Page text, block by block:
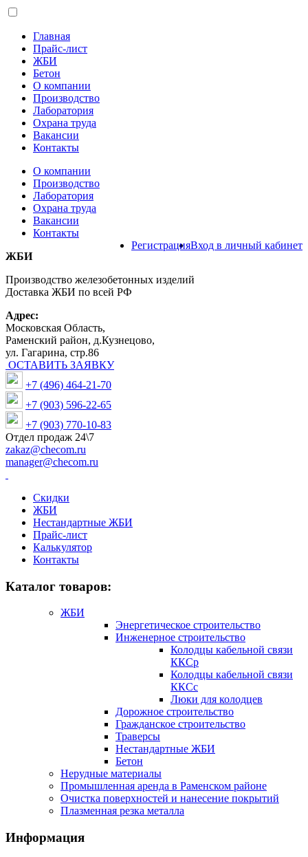
Главная
Прайс-лист
ЖБИ
Бетон
О компании
Производство
Лаборатория
Охрана труда
Вакансии
Контакты
О компании
Производство
Лаборатория
Охрана труда
Вакансии
Контакты
Вход в личный кабинет
Регистрация
ЖБИ
Производство железобетонных изделий
Доставка ЖБИ по всей РФ
Адрес:
Московская Область,
Раменский район, д.Кузнецово,
ул. Гагарина, стр.86
ОСТАВИТЬ ЗАЯВКУ
+7 (496) 464-21-70
+7 (903) 596-22-65
+7 (903) 770-10-83
Отдел продаж 24\7
zakaz@checom.ru
manager@checom.ru
Скидки
ЖБИ
Нестандартные ЖБИ
Прайс-лист
Калькулятор
Контакты
Каталог товаров:
ЖБИ
Энергетическое строительство
Инженерное строительство
Колодцы кабельной связи
ККСр
Колодцы кабельной связи
ККСс
Люки для колодцев
Дорожное строительство
Гражданское строительство
Траверсы
Нестандартные ЖБИ
Бетон
Нерудные материалы
Промышленная аренда в Раменском районе
Очистка поверхностей и нанесение покрытий
Плазменная резка металла
Информация